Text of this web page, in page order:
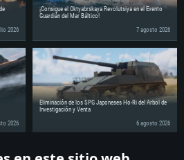
2026
¡Consigue el Oktyabrskaya Revolutsiya en el Evento
Guardián del Mar Báltico!
7 agosto 2026
2026
Eliminación de los SPG Japoneses Ho-Ri del Árbol de
Investigación y Venta
6 agosto 2026